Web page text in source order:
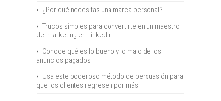
¿Por qué necesitas una marca personal?
Trucos simples para convertirte en un maestro
del marketing en LinkedIn
Conoce qué es lo bueno y lo malo de los
anuncios pagados
Usa este poderoso método de persuasión para
que los clientes regresen por más